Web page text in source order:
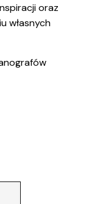
oraz
własnych